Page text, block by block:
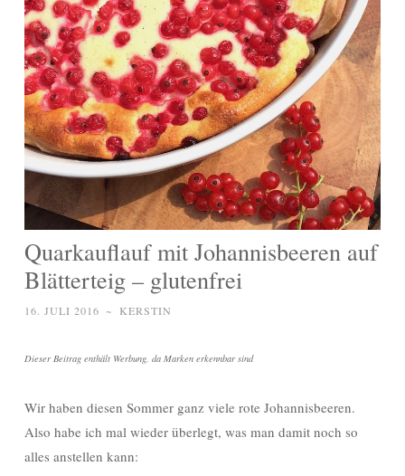
Quarkauflauf mit Johannisbeeren auf
Blätterteig – glutenfrei
16. JULI 2016 ~ KERSTIN
Dieser Beitrag enthält Werbung, da Marken erkennbar sind
Wir haben diesen Sommer ganz viele rote Johannisbeeren.
Also habe ich mal wieder überlegt, was man damit noch so
alles anstellen kann: